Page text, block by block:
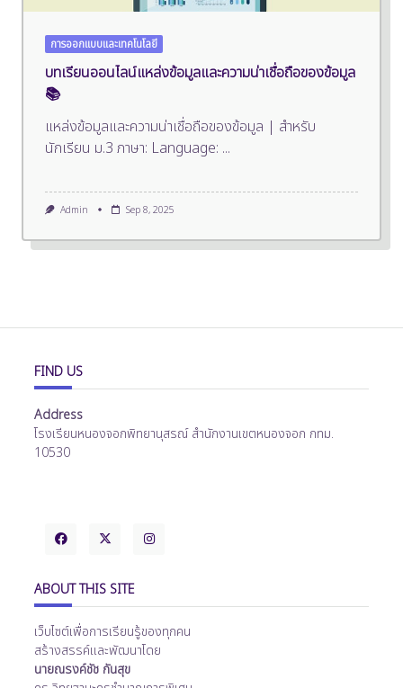
การออกแบบและเทคโนโลยี
บทเรียนออนไลน์แหล่งข้อมูลและความน่าเชื่อถือของข้อมูล
📚
แหล่งข้อมูลและความน่าเชื่อถือของข้อมูล | สำหรับ
นักเรียน ม.3 ภาษา: Language: ...
Admin Sep 8, 2025
FIND US
Address
โรงเรียนหนองจอกพิทยานุสรณ์ สำนักงานเขตหนองจอก กทม.
10530
ABOUT THIS SITE
เว็บไซต์เพื่อการเรียนรู้ของทุกคน
สร้างสรรค์และพัฒนาโดย
นายณรงค์ชัช กันสุข